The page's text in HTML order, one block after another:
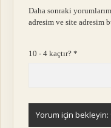
Daha sonraki
adresim ve site adresim
10 - 4 kaçtır?*